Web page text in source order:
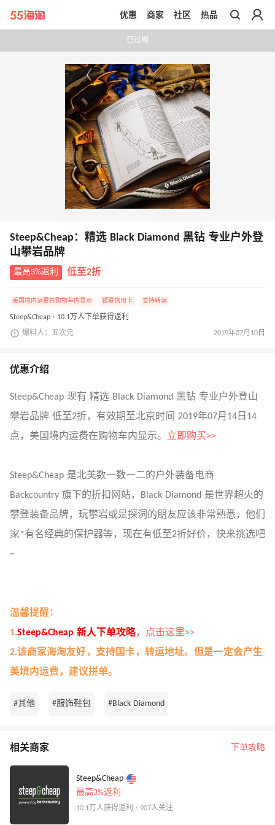
带你去官网买正品
优惠 商家 社区 热品
已过期
Steep&Cheap：精选 Black Diamond 黑钻 专业户外登
山攀岩品牌
最高3%返利 低至2折
美国境内运费在购物车内显示 银联信用卡 支持转运
Steep&Cheap · 10.1万人下单获得返利
爆料人：五次元 2019年07月10日
优惠介绍
Steep&Cheap 现有 精选 Black Diamond 黑钻 专业户外登山
攀岩品牌 低至2折，有效期至北京时间 2019年07月14日14
点，美国境内运费在购物车内显示。 立即购买>>
Steep&Cheap 是北美数一数一二的户外装备电商
Backcountry 旗下的折扣网站，Black Diamond 是世界超火的
攀登装备品牌，玩攀岩或是探洞的朋友应该非常熟悉，他们
家*有名经典的保护器等，现在有低至2折好价，快来挑选吧
~
温馨提醒：
1.Steep&Cheap 新人下单攻略，
点击这里>>
2.该商家海淘友好，支持国卡，转运地址。但是一定会产生
美境内运费，建议拼单。
#其他 #服饰鞋包 #Black Diamond
相关商家 下单攻略
Steep&Cheap
最高3%返利
10.1万人获得返利 · 907人关注